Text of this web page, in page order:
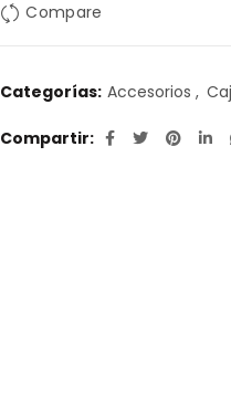
Compare
Categorías: Accesorios ,
Compartir